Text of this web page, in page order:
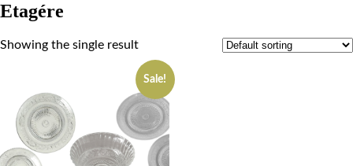
Etagére
Showing the single result
Sale!